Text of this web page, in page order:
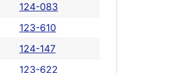
124-083
123-610
124-147
123-622